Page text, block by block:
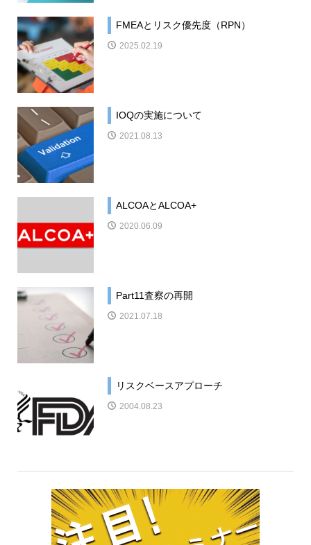
FMEAとリスク優先度（RPN）
2025.02.19
IOQの実施について
2021.08.13
ALCOAとALCOA+
2020.06.09
Part11査察の再開
2021.07.18
リスクベースアプローチ
2004.08.23